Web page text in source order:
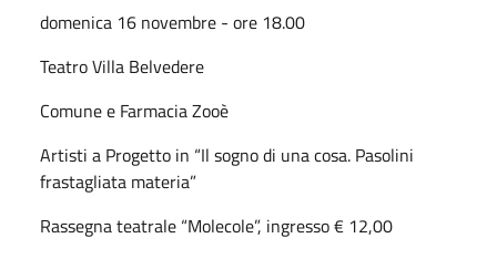
domenica 16 novembre - ore 18.00
Teatro Villa Belvedere
Comune e Farmacia Zooè
Artisti a Progetto in “Il sogno di una cosa. Pasolini
frastagliata materia”
Rassegna teatrale “Molecole”, ingresso € 12,00